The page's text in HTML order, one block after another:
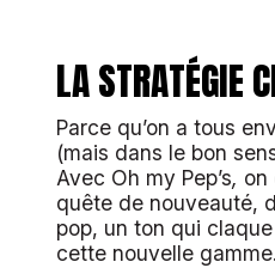
LA STRATÉGIE
Parce qu’on a tous
(mais dans le bon
Avec Oh my Pep’s, on
quête de nouveauté,
pop, un ton qui
cette nouvelle gamme.